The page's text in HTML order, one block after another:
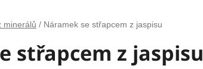
minerálů / Náramek se střapcem z jaspisu
střapcem z jaspisu